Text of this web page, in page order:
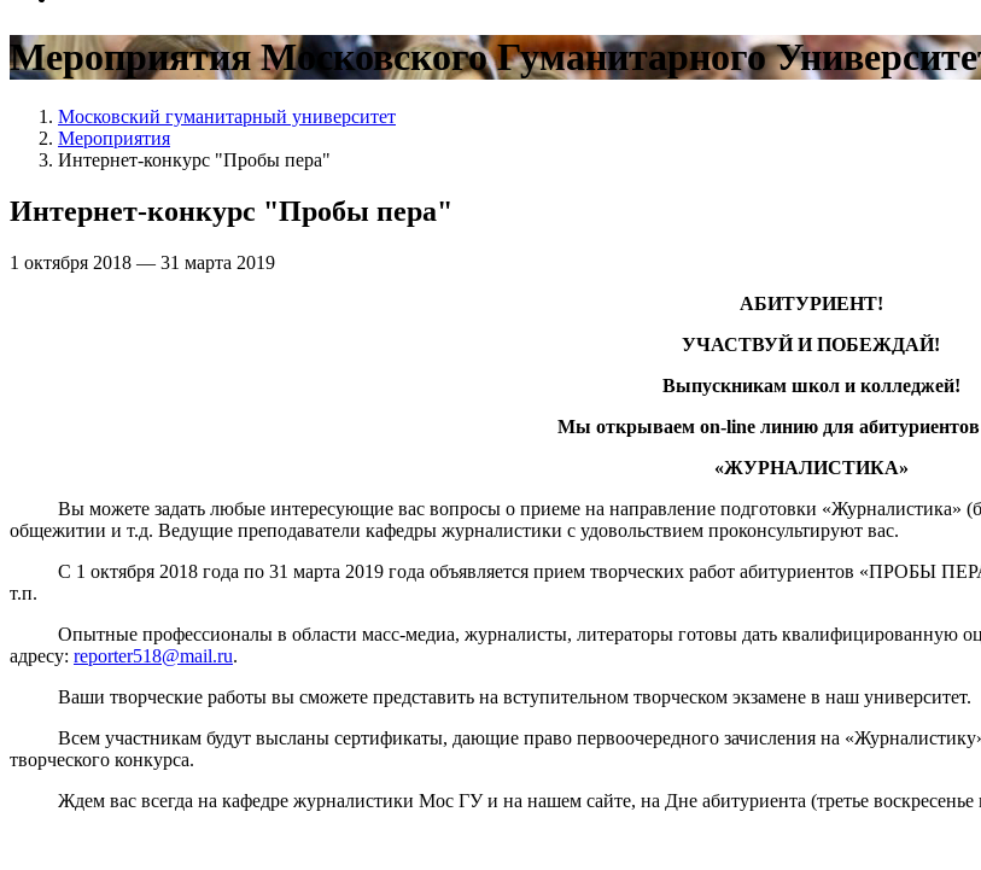
Мероприятия Московского Гуманитарного
Московский гуманитарный университет
Мероприятия
Интернет-конкурс "Пробы пера"
Интернет-конкурс "Пробы пера"
1 октября 2018 — 31 марта 2019
АБИТУРИЕНТ!
УЧАСТВУЙ И ПОБЕЖДАЙ!
Выпускникам школ и колледжей!
Мы открываем on-line линию для абитуриентов
«ЖУРНАЛИСТИКА»
Вы можете задать любые интересующие вас вопросы о приеме на направление подготовки «Журналистика»
общежитии и т.д. Ведущие преподаватели кафедры журналистики с удовольствием проконсультируют вас.
С 1 октября 2018 года по 31 марта 2019 года объявляется прием творческих работ абитуриентов «ПРОБЫ
т.п.
Опытные профессионалы в области масс-медиа, журналисты, литераторы готовы дать квалифицированную
адресу: reporter518@mail.ru.
Ваши творческие работы вы сможете представить на вступительном творческом экзамене в наш университет.
Всем участникам будут высланы сертификаты, дающие право первоочередного зачисления на
творческого конкурса.
Ждем вас всегда на кафедре журналистики Мос ГУ и на нашем сайте, на Дне абитуриента (третье воскресенье